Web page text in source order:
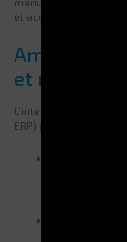
et accélère les flux
et réduction
L’intégration d’un
ERP) garantit une
Chaque
les critères
Améliorer la